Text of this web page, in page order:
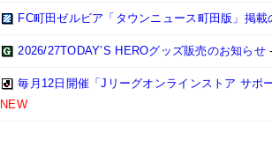
FC町田ゼルビア「タウンニュース町田版」掲載
2026/27TODAY’S HEROグッズ販売のお知らせ
毎月12日開催「Jリーグオンラインストア サポ
NEW